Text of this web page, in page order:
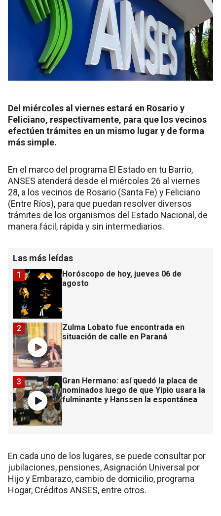
Del miércoles al viernes estará en Rosario y
Feliciano, respectivamente, para que los vecinos
efectúen trámites en un mismo lugar y de forma
más simple.
En el marco del programa El Estado en tu Barrio,
ANSES atenderá desde el miércoles 26 al viernes
28, a los vecinos de Rosario (Santa Fe) y Feliciano
(Entre Ríos), para que puedan resolver diversos
trámites de los organismos del Estado Nacional, de
manera fácil, rápida y sin intermediarios.
Las más leídas
Horóscopo de hoy, jueves 06 de
agosto
1
Zulma Lobato fue encontrada en
situación de calle en Paraná
2
Gran Hermano: así quedó la placa de
nominados luego de que Yipio usara la
fulminante y Hanssen la espontánea
3
En cada uno de los lugares, se puede consultar por
jubilaciones, pensiones, Asignación Universal por
Hijo y Embarazo, cambio de domicilio, programa
Hogar, Créditos ANSES, entre otros.